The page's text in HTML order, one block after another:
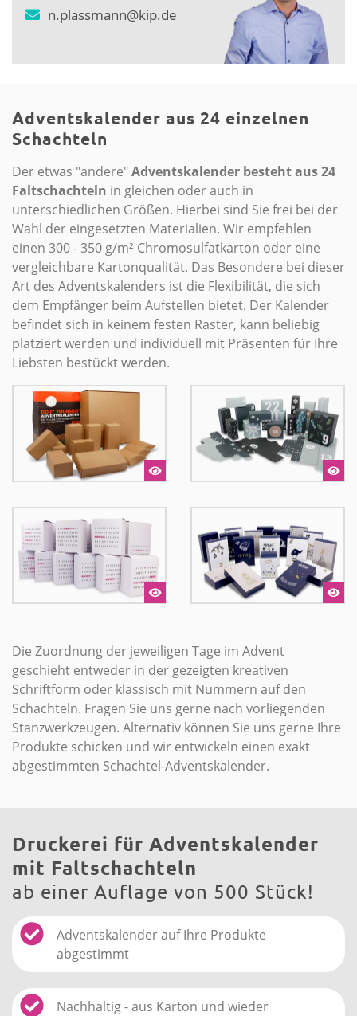
n.plassmann@kip.de
Adventskalender aus 24 einzelnen
Schachteln
Der etwas "andere"Adventskalender besteht aus 24
Faltschachteln in gleichen oder auch in
unterschiedlichen Größen. Hierbei sind Sie frei bei der
Wahl der eingesetzten Materialien. Wir empfehlen
einen 300 - 350 g/m² Chromosulfatkarton oder eine
vergleichbare Kartonqualität. Das Besondere bei dieser
Art des Adventskalenders ist die Flexibilität, die sich
dem Empfänger beim Aufstellen bietet. Der Kalender
befindet sich in keinem festen Raster, kann beliebig
platziert werden und individuell mit Präsenten für Ihre
Liebsten bestückt werden.
Die Zuordnung der jeweiligen Tage im Advent
geschieht entweder in der gezeigten kreativen
Schriftform oder klassisch mit Nummern auf den
Schachteln. Fragen Sie uns gerne nach vorliegenden
Stanzwerkzeugen. Alternativ können Sie uns gerne Ihre
Produkte schicken und wir entwickeln einen exakt
abgestimmten Schachtel-Adventskalender.
Druckerei für Adventskalender
mit Faltschachteln
ab einer Auflage von 500 Stück!
Adventskalender auf Ihre Produkte
abgestimmt
Nachhaltig - aus Karton und wieder